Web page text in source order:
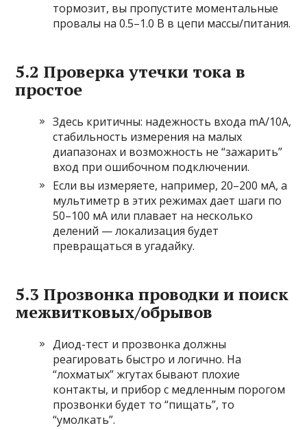
тормозит, вы пропустите моментальные
провалы на 0.5–1.0 В в цепи массы/питания.
5.2 Проверка утечки тока в
простое
Здесь критичны: надежность входа mA/10A,
стабильность измерения на малых
диапазонах и возможность не “зажарить”
вход при ошибочном подключении.
Если вы измеряете, например, 20–200 мА, а
мультиметр в этих режимах дает шаги по
50–100 мА или плавает на несколько
делений — локализация будет
превращаться в угадайку.
5.3 Прозвонка проводки и поиск
межвитковых/обрывов
Диод-тест и прозвонка должны
реагировать быстро и логично. На
“лохматых” жгутах бывают плохие
контакты, и прибор с медленным порогом
прозвонки будет то “пищать”, то
“умолкать”.